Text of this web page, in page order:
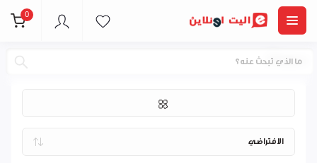
0
دعسات